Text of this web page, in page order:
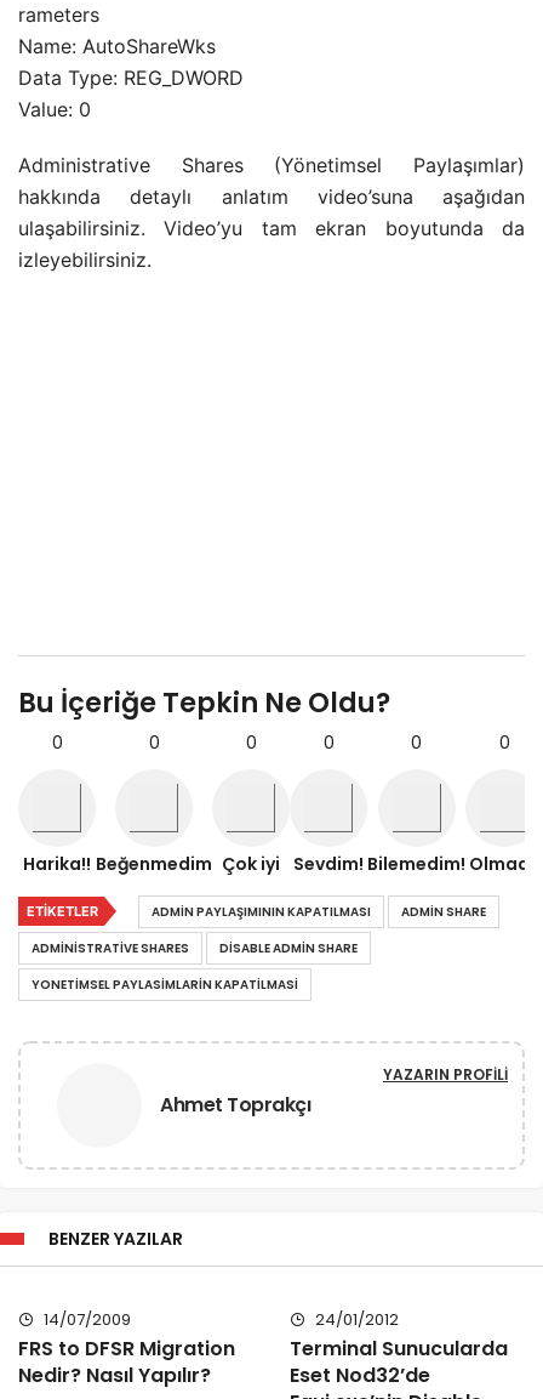
rameters
Name: AutoShareWks
Data Type: REG_DWORD
Value: 0
Administrative Shares (Yönetimsel Paylaşımlar)
hakkında detaylı anlatım video’suna aşağıdan
ulaşabilirsiniz. Video’yu tam ekran boyutunda da
izleyebilirsiniz.
Bu İçeriğe Tepkin Ne Oldu?
0
Harika!!
0
Beğenmedim
0
Çok iyi
0
Sevdim!
0
Bilemedim!
0
Olmadı!
ETIKETLER ADMIN PAYLAŞIMININ KAPATILMASI
ADMIN SHARE
ADMINISTRATIVE SHARES
DISABLE ADMIN SHARE
YONETIMSEL PAYLASIMLARIN KAPATILMASI
Ahmet Toprakçı
YAZARIN PROFILI
BENZER YAZILAR
14/07/2009
FRS to DFSR Migration
Nedir? Nasıl Yapılır?
24/01/2012
Terminal Sunucularda
Eset Nod32’de